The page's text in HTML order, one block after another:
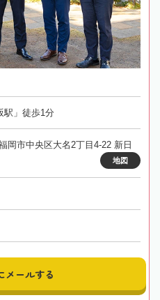
駅」徒歩1分
岡市中央区大名2丁目4-22 新日
地図
メールする